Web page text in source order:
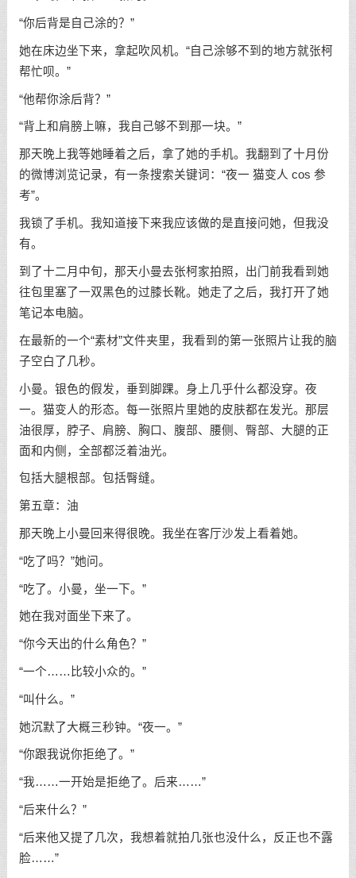
“你后背是自己涂的？”
她在床边坐下来，拿起吹风机。“自己涂够不到的地方就张柯
帮忙呗。”
“他帮你涂后背？”
“背上和肩膀上嘛，我自己够不到那一块。”
那天晚上我等她睡着之后，拿了她的手机。我翻到了十月份
的微博浏览记录，有一条搜索关键词：“夜一 猫变人 cos 参
考”。
我锁了手机。我知道接下来我应该做的是直接问她，但我没
有。
到了十二月中旬，那天小曼去张柯家拍照，出门前我看到她
往包里塞了一双黑色的过膝长靴。她走了之后，我打开了她
笔记本电脑。
在最新的一个“素材”文件夹里，我看到的第一张照片让我的脑
子空白了几秒。
小曼。银色的假发，垂到脚踝。身上几乎什么都没穿。夜
一。猫变人的形态。每一张照片里她的皮肤都在发光。那层
油很厚，脖子、肩膀、胸口、腹部、腰侧、臀部、大腿的正
面和内侧，全部都泛着油光。
包括大腿根部。包括臀缝。
第五章：油
那天晚上小曼回来得很晚。我坐在客厅沙发上看着她。
“吃了吗？”她问。
“吃了。小曼，坐一下。”
她在我对面坐下来了。
“你今天出的什么角色？”
“一个……比较小众的。”
“叫什么。”
她沉默了大概三秒钟。“夜一。”
“你跟我说你拒绝了。”
“我……一开始是拒绝了。后来……”
“后来什么？”
“后来他又提了几次，我想着就拍几张也没什么，反正也不露
脸……”